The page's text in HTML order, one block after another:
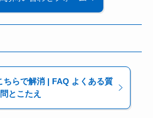
ちらで解消 | FAQ よくある質
問とこたえ